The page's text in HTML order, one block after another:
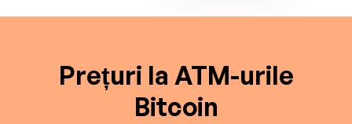
Prețuri la ATM-urile
Bitcoin